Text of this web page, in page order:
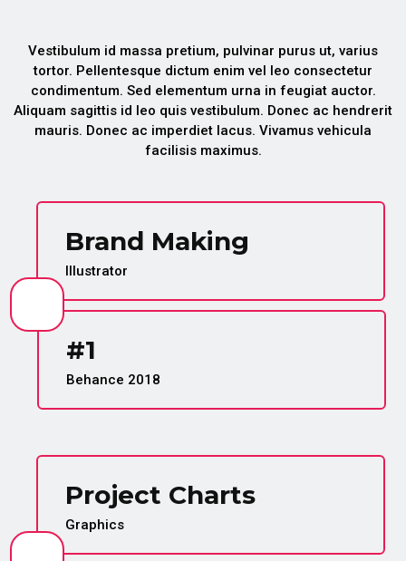
Vestibulum id massa pretium, pulvinar purus ut, varius
tortor. Pellentesque dictum enim vel leo consectetur
condimentum. Sed elementum urna in feugiat auctor.
Aliquam sagittis id leo quis vestibulum. Donec ac hendrerit
mauris. Donec ac imperdiet lacus. Vivamus vehicula
facilisis maximus.
Brand Making
Illustrator
#1
Behance 2018
Project Charts
Graphics